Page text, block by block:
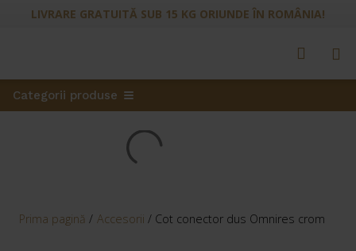
LIVRARE GRATUITĂ SUB 15 KG ORIUNDE ÎN ROMÂNIA!
Categorii produse
Prima pagină / Accesorii / Cot conector dus Omnires crom